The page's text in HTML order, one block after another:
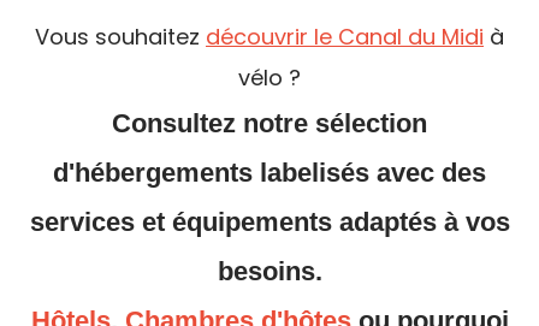
Vous souhaitez découvrir le Canal du Midi à
vélo ?
Consultez notre sélection
d'hébergements labelisés avec des
services et équipements adaptés à vos
besoins.